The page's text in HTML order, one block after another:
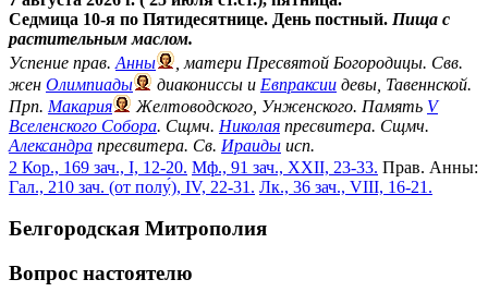
Седмица 10-я по Пятидесятнице. День постный. Пища с
растительным маслом.
Успение прав. Анны
, матери Пресвятой Богородицы. Свв.
жен Олимпиады диакониссы и Евпраксии девы, Тавеннской.
Прп. Макария Желтоводского, Унженского. Память V
Вселенского Собора. Сщмч. Николая пресвитера. Сщмч.
Александра пресвитера. Св. Ираиды исп.
2 Кор., 169 зач., I, 12-20. Мф., 91 зач., XXII, 23-33. Прав. Анны:
Гал., 210 зач. (от полу́), IV, 22-31. Лк., 36 зач., VIII, 16-21.
Белгородская Митрополия
Вопрос настоятелю